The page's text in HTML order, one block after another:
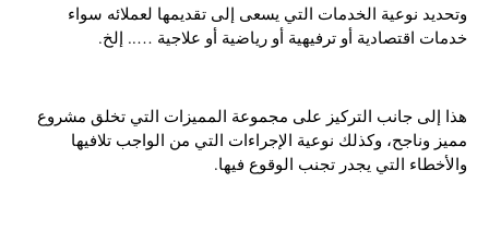
وتحديد نوعية الخدمات التي يسعى إلى تقديمها لعملائه سواء
خدمات اقتصادية أو ترفيهية أو رياضية أو علاجية ….. إلخ.
هذا إلى جانب التركيز على مجموعة المميزات التي تخلق مشروع
مميز وناجح، وكذلك نوعية الإجراءات التي من الواجب تلافيها
والأخطاء التي يجدر تجنب الوقوع فيها.